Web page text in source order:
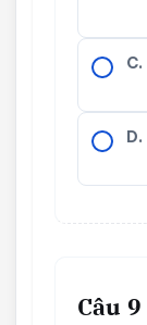
C.
D.
Câu 9